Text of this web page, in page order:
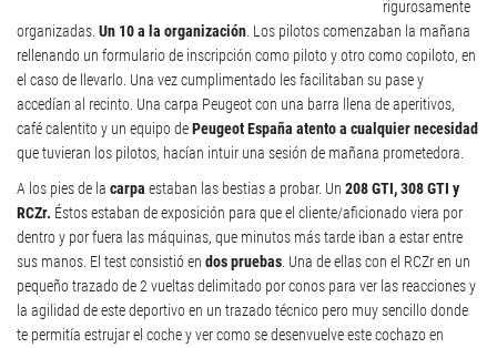
rigurosamente
organizadas. Un 10 a la organización . Los pilotos comenzaban la mañana
rellenando un formulario de inscripción como piloto y otro como copiloto, en
el caso de llevarlo. Una vez cumplimentado les facilitaban su pase y
accedían al recinto. Una carpa Peugeot con una barra llena de aperitivos,
café calentito y un equipo dePeugeot España atento a cualquier necesidad
que tuvieran los pilotos, hacían intuir una sesión de mañana prometedora.
A los pies de la carpa estaban las bestias a probar. Un 208 GTI, 308 GTI y
RCZr. Éstos estaban de exposición para que el cliente/aficionado viera por
dentro y por fuera las máquinas, que minutos más tarde iban a estar entre
sus manos. El test consistió en dos pruebas . Una de ellas con el RCZr en un
pequeño trazado de 2 vueltas delimitado por conos para ver las reacciones y
la agilidad de este deportivo en un trazado técnico pero muy sencillo donde
te permitía estrujar el coche y ver como se desenvuelve este cochazo en